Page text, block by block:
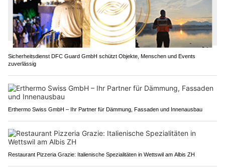
Sicherheitsdienst DFC Guard GmbH schützt Objekte, Menschen und Events
zuverlässig
Erthermo Swiss GmbH – Ihr Partner für Dämmung, Fassaden und Innenausbau
Restaurant Pizzeria Grazie: Italienische Spezialitäten in Wettswil am Albis ZH